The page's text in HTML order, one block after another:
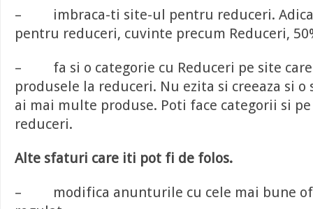
– imbraca-ti site-ul pentru reduceri. Adica
pentru reduceri, cuvinte precum Reduceri,
– fa si o categorie cu Reduceri pe site care
produsele la reduceri. Nu ezita si creeaza si o
ai mai multe produse. Poti face categorii si
reduceri.
Alte sfaturi care iti pot fi de folos.
– modifica anunturile cu cele mai bune